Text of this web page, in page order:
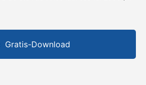
Gratis-Download